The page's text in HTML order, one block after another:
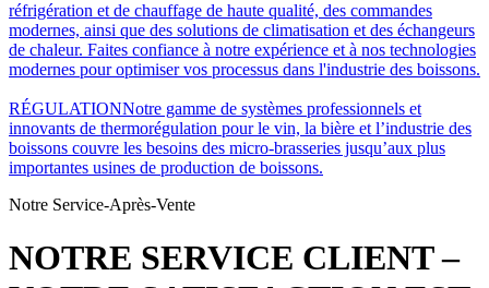
réfrigération et de chauffage de haute qualité, des commandes
modernes, ainsi que des solutions de climatisation et des échangeurs
de chaleur. Faites confiance à notre expérience et à nos technologies
modernes pour optimiser vos processus dans l'industrie des boissons.
RÉGULATIONNotre gamme de systèmes professionnels et
innovants de thermorégulation pour le vin, la bière et l’industrie des
boissons couvre les besoins des micro-brasseries jusqu’aux plus
importantes usines de production de boissons.
Notre Service-Après-Vente
NOTRE SERVICE CLIENT –